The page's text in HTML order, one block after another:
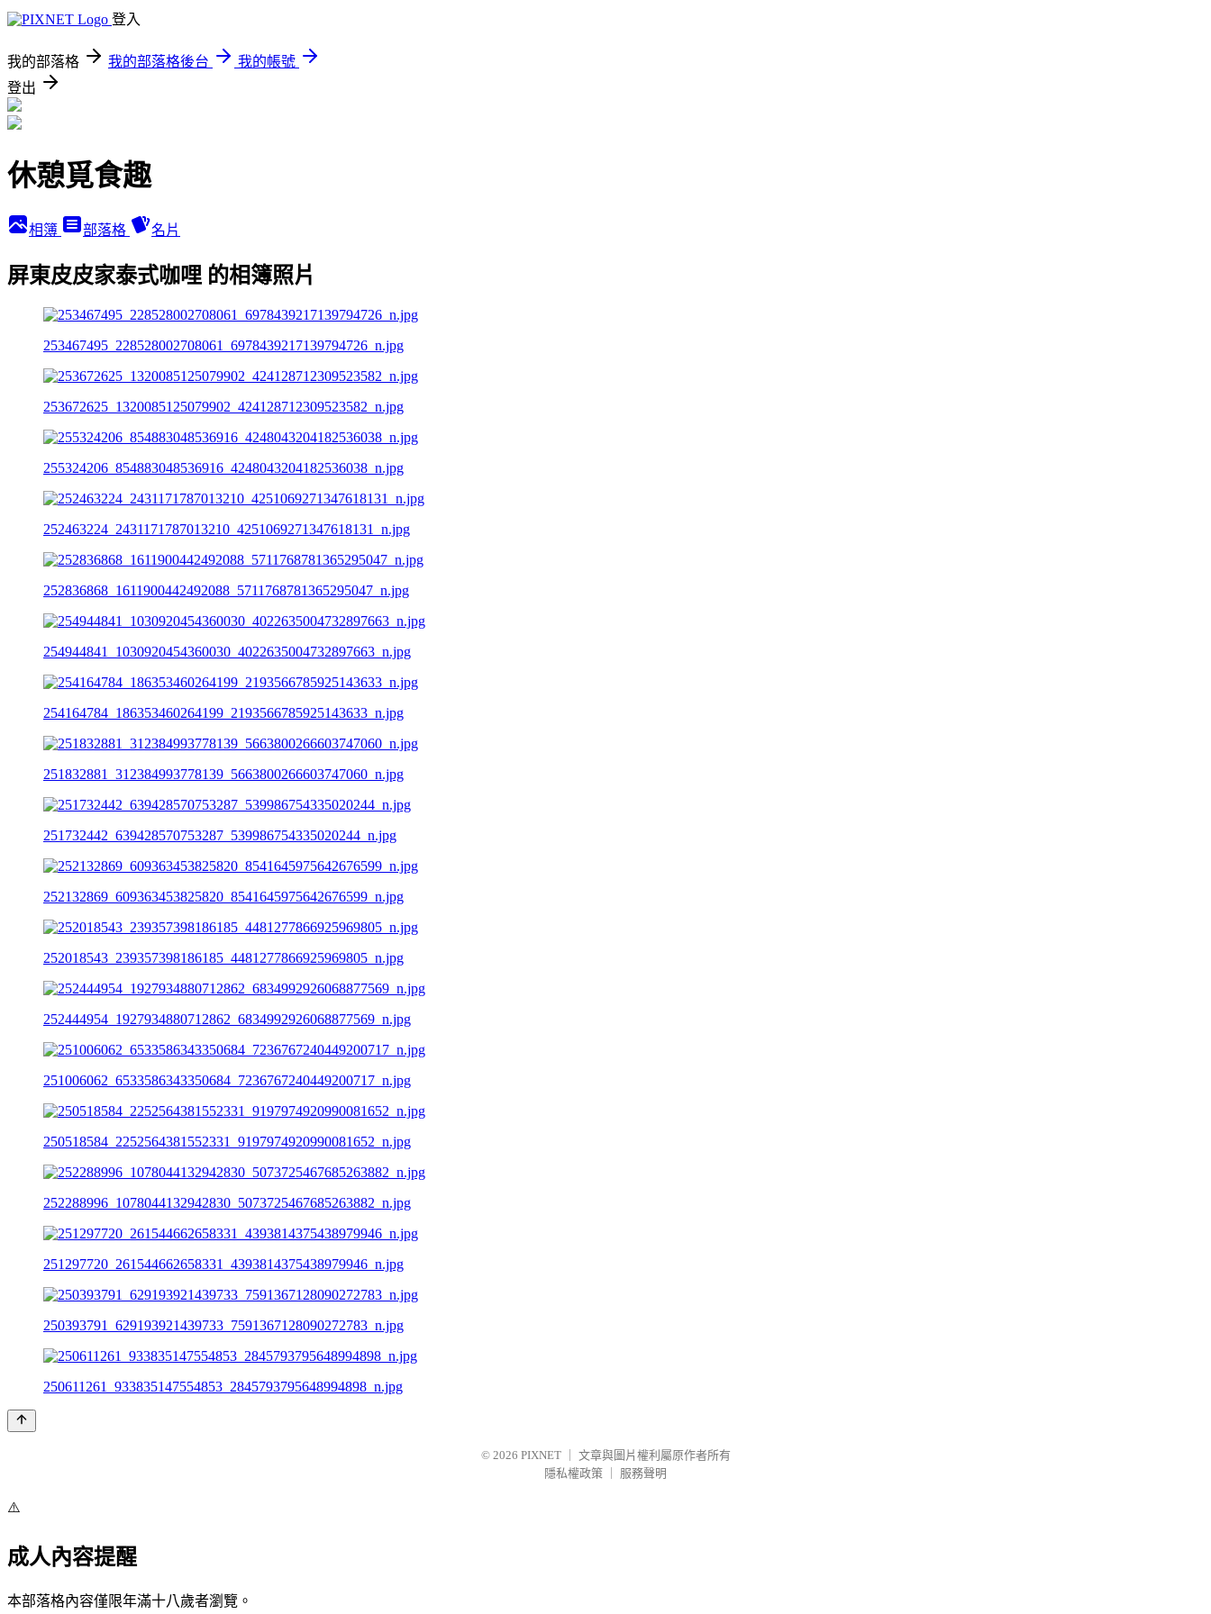
登入
我的部落格 我的部落格後台
我的帳號
登出
休憩覓食趣
相簿 部落格 名片
屏東皮皮家泰式咖哩 的相簿照片
253467495_228528002708061_6978439217139794726_n.jpg
253672625_1320085125079902_424128712309523582_n.jpg
255324206_854883048536916_4248043204182536038_n.jpg
252463224_2431171787013210_4251069271347618131_n.jpg
252836868_1611900442492088_5711768781365295047_n.jpg
254944841_1030920454360030_4022635004732897663_n.jpg
254164784_186353460264199_2193566785925143633_n.jpg
251832881_312384993778139_5663800266603747060_n.jpg
251732442_639428570753287_539986754335020244_n.jpg
252132869_609363453825820_8541645975642676599_n.jpg
252018543_239357398186185_4481277866925969805_n.jpg
252444954_1927934880712862_6834992926068877569_n.jpg
251006062_6533586343350684_7236767240449200717_n.jpg
250518584_2252564381552331_9197974920990081652_n.jpg
252288996_1078044132942830_5073725467685263882_n.jpg
251297720_261544662658331_4393814375438979946_n.jpg
250393791_629193921439733_7591367128090272783_n.jpg
250611261_933835147554853_2845793795648994898_n.jpg
© 2026 PIXNET
文章與圖片權利屬原作者所有
隱私權政策
服務聲明
⚠️
成人內容提醒
本部落格內容僅限年滿十八歲者瀏覽。